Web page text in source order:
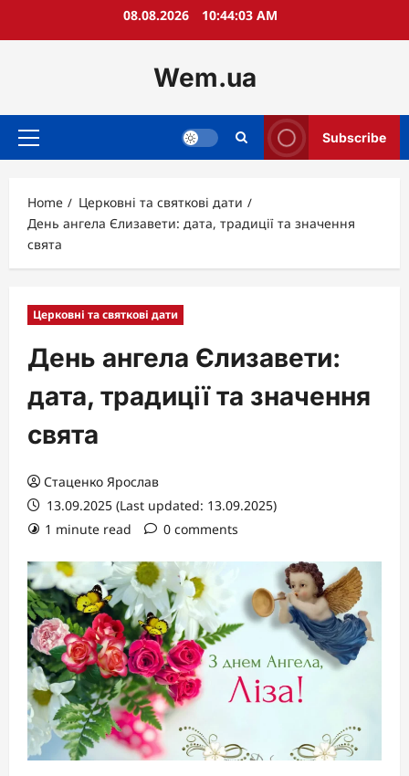
08.08.2026 10:44:04 AM
Wem.ua
Primary
Subscribe
Home
Церковні та святкові дати
День ангела Єлизавети: дата, традиції та значення
свята
Церковні та святкові дати
День ангела Єлизавети:
дата, традиції та значення
свята
Стаценко Ярослав
13.09.2025 (Last updated: 13.09.2025)
1 minute read
0 comments